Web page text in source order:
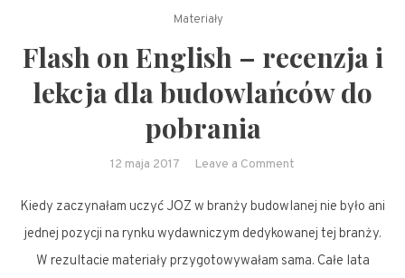
Materiały
Flash on English – recenzja i
lekcja dla budowlańców do
pobrania
12 maja 2017 Leave a Comment
on
English
–
Kiedy zaczynałam uczyć JOZ w branży budowlanej nie było ani
jednej pozycji na rynku wydawniczym dedykowanej tej branży.
W rezultacie materiały przygotowywałam sama. Całe lata